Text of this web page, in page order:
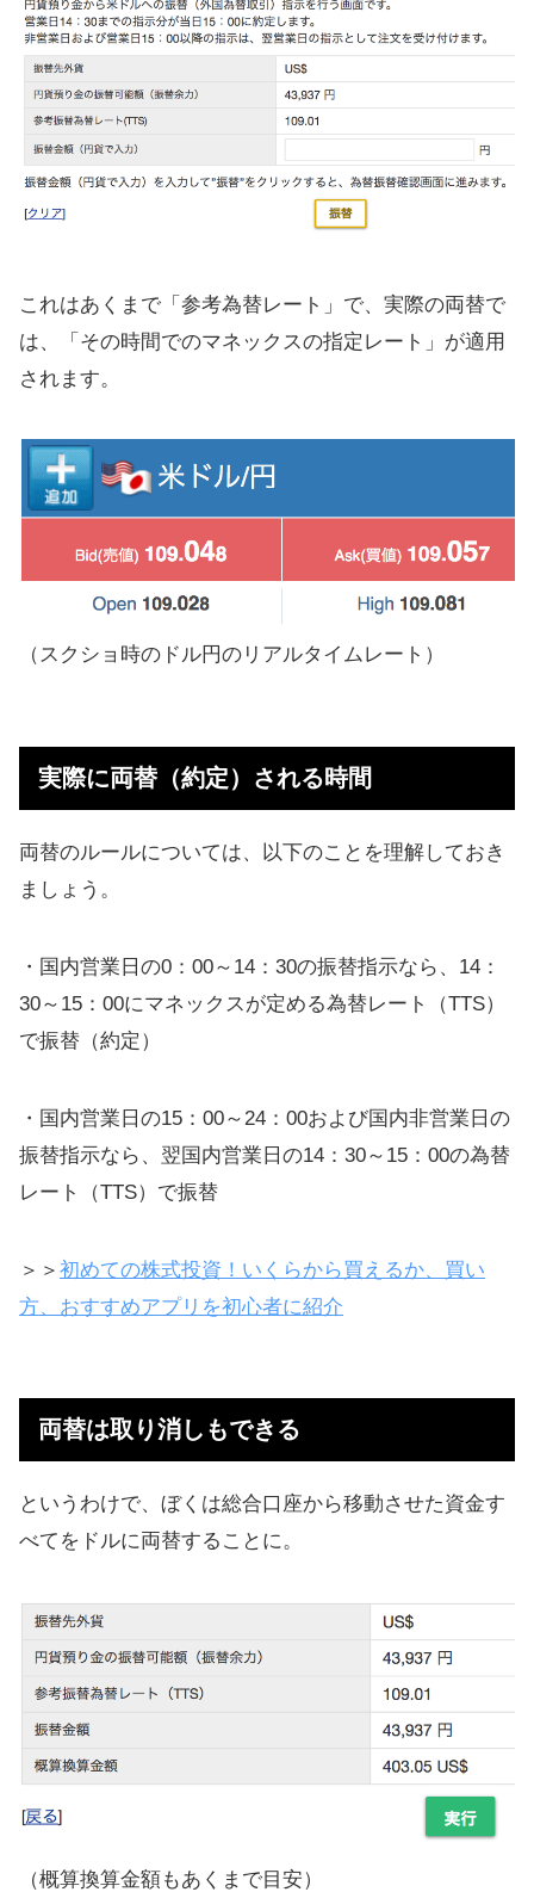
これはあくまで「参考為替レート」で、実際の両替で
は、「その時間でのマネックスの指定レート」が適用
されます。
（スクショ時のドル円のリアルタイムレート）
実際に両替（約定）される時間
両替のルールについては、以下のことを理解しておき
ましょう。
・国内営業日の0：00～14：30の振替指示なら、14：
30～15：00にマネックスが定める為替レート（TTS）
で振替（約定）
・国内営業日の15：00～24：00および国内非営業日の
振替指示なら、翌国内営業日の14：30～15：00の為替
レート（TTS）で振替
＞＞ 初めての株式投資！いくらから買えるか、買い
方、おすすめアプリを初心者に紹介
両替は取り消しもできる
というわけで、ぼくは総合口座から移動させた資金す
べてをドルに両替することに。
（概算換算金額もあくまで目安）